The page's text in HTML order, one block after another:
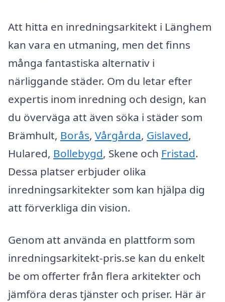
Att hitta en inredningsarkitekt i Länghem
kan vara en utmaning, men det finns
många fantastiska alternativ i
närliggande städer. Om du letar efter
expertis inom inredning och design, kan
du överväga att även söka i städer som
Brämhult, Borås, Vårgårda, Gislaved,
Hulared, Bollebygd, Skene och Fristad.
Dessa platser erbjuder olika
inredningsarkitekter som kan hjälpa dig
att förverkliga din vision.
Genom att använda en plattform som
inredningsarkitekt-pris.se kan du enkelt
be om offerter från flera arkitekter och
jämföra deras tjänster och priser. Här är